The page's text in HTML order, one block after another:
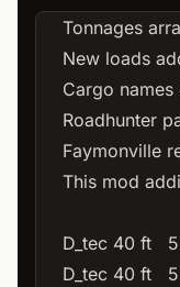
Tonnages
New loads
Cargo names
Roadhunter
Faymonville
This mod
D_tec 40 ft
D_tec 40 ft